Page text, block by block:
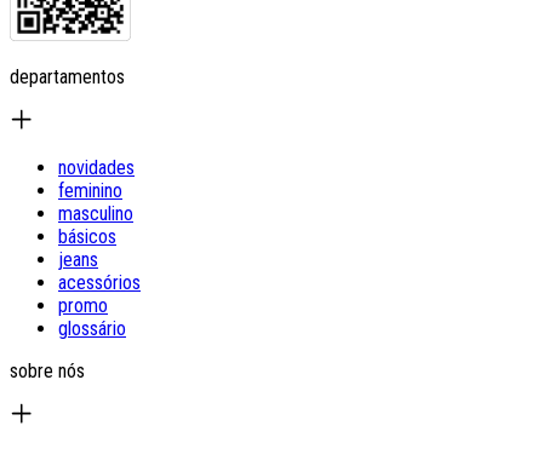
departamentos
novidades
feminino
masculino
básicos
jeans
acessórios
promo
glossário
sobre nós